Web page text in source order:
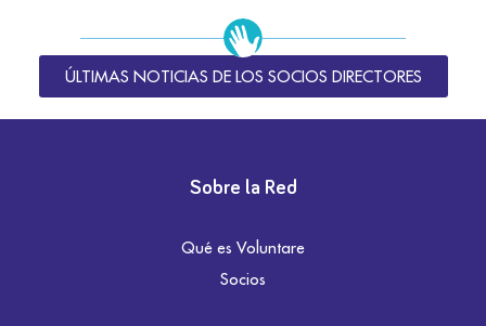
ÚLTIMAS NOTICIAS DE LOS SOCIOS DIRECTORES
Sobre la Red
Qué es Voluntare
Socios